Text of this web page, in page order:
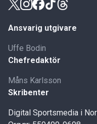
Ansvarig utgivare
Uffe Bodin
Chefredaktör
Måns Karlsson
Skribenter
Digital Sportsmedia i